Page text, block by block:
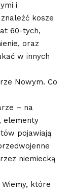
i
kosze
60-tych,
oraz
w innych
Nowym. Co
– na
elementy
pojawiają
niemiecką
które